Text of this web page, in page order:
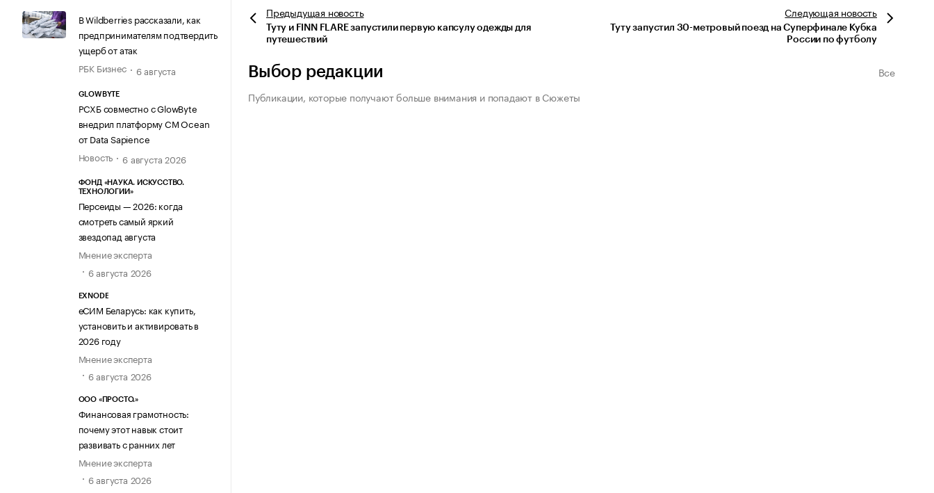
В Wildberries рассказали, как
предпринимателям подтвердить
ущерб от атак
РБК Бизнес
6 августа
GLOWBYTE
РСХБ совместно с GlowByte
внедрил платформу CM Ocean
от Data Sapience
Новость
6 августа 2026
ФОНД «НАУКА. ИСКУССТВО.
ТЕХНОЛОГИИ»
Персеиды — 2026: когда
смотреть самый яркий
звездопад августа
Мнение эксперта
6 августа 2026
EXNODE
еСИМ Беларусь: как купить,
установить и активировать в
2026 году
Мнение эксперта
6 августа 2026
ООО «ПРОСТО.»
Финансовая грамотность:
почему этот навык стоит
развивать с ранних лет
Мнение эксперта
6 августа 2026
Предыдущая новость
Туту и FINN FLARE запустили первую капсулу одежды для
путешествий
Следующаяновость
Туту запустил 30-метровый поезд на Суперфинале Кубка
России по футболу
Выбор редакции
Все
Публикации, которые получают больше внимания и попадают в Сюжеты